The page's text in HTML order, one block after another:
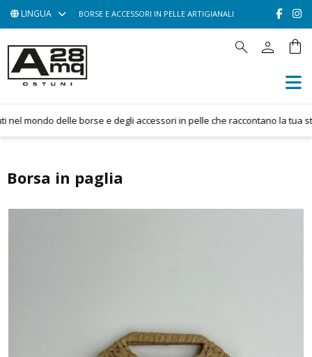
HOME
ACCESSORI
LINGUA BORSE E ACCESSORI IN PELLE ARTIGIANALI
search person shopping_bag
mondo delle borse e degli accessori in pelle che raccontano la tua
Borsa in paglia